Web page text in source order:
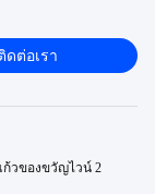
ดต่อเรา
ก้วของขวัญไวน์ 2